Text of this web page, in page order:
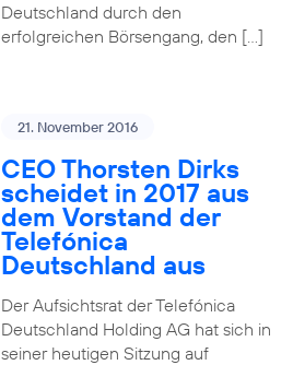
Deutschland durch den
erfolgreichen Börsengang, den […]
21. November 2016
CEO Thorsten Dirks
scheidet in 2017 aus
dem Vorstand der
Telefónica
Deutschland aus
Der Aufsichtsrat der Telefónica
Deutschland Holding AG hat sich in
seiner heutigen Sitzung auf